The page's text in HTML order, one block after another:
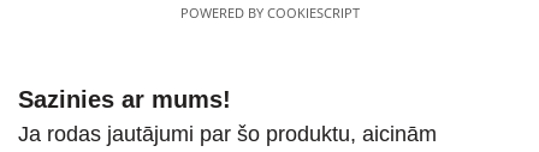
Sazinies ar mums!
Ja rodas jautājumi par šo produktu, aicinām